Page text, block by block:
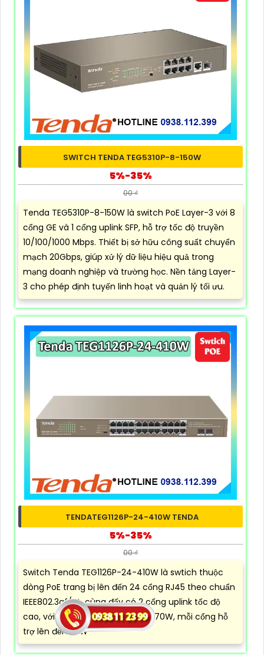
SWITCH TENDA TEG5310P-8-150W
5%-35%
00 ₫
Tenda TEG5310P-8-150W là switch PoE Layer-3 với 8
cổng GE và 1 cổng uplink SFP, hỗ trợ tốc độ truyền
10/100/1000 Mbps. Thiết bị sở hữu công suất chuyển
mạch 20Gbps, giúp xử lý dữ liệu hiệu quả trong
mạng doanh nghiệp và trường học. Nền tảng Layer-
3 cho phép định tuyến linh hoạt và quản lý tối ưu.
TENDATEG1126P-24-410W TENDA
5%-35%
00 ₫
Switch Tenda TEG1126P-24-410W là swtich thuộc
dòng PoE trang bị lên đến 24 cổng RJ45 theo chuẩn
IEEE802.3af/at, cùng đấy có 2 cổng uplink tốc độ
cao, với công suất PoE lên đến 370W, mỗi cổng hỗ
trợ lên đến 30W